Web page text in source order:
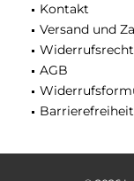
Kontakt
Versand und
Widerrufsrecht
AGB
Barrierefreiheit